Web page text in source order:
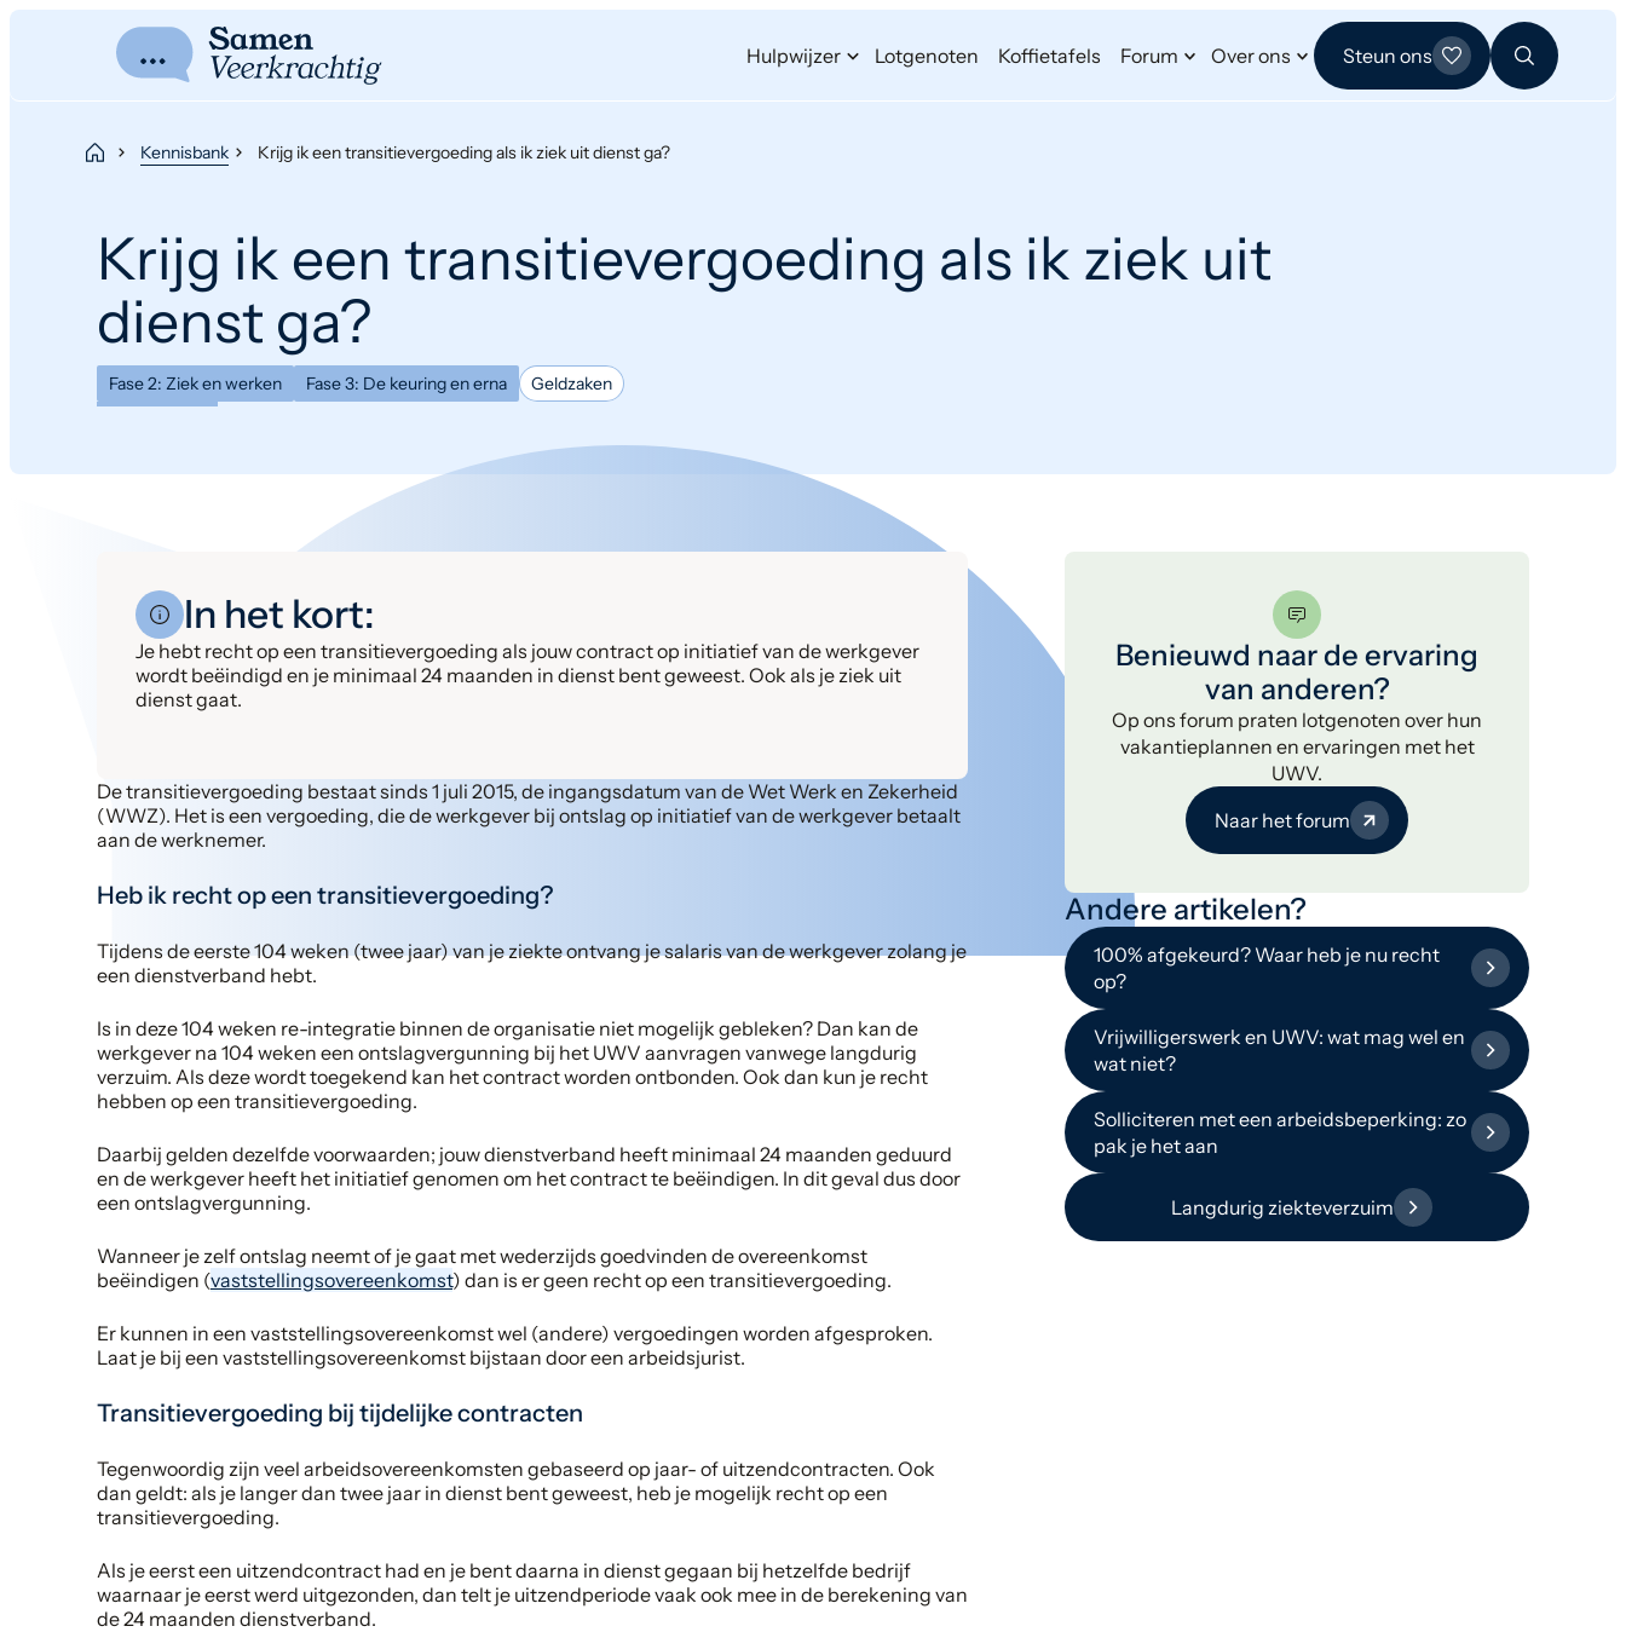
Hulpwijzer Lotgenoten Koffietafels Forum Over ons Steun ons
Kennisbank Krijg ik een transitievergoeding als ik ziek uit dienst ga?
Krijg ik een transitievergoeding als ik ziek uit
dienst ga?
Fase 2: Ziek en werken Fase 3: De keuring en erna Geldzaken
In het kort:
Je hebt recht op een transitievergoeding als jouw contract op initiatief van de werkgever
wordt beëindigd en je minimaal 24 maanden in dienst bent geweest. Ook als je ziek uit
dienst gaat.
De transitievergoeding bestaat sinds 1 juli 2015, de ingangsdatum van de Wet Werk en Zekerheid
(WWZ). Het is een vergoeding, die de werkgever bij ontslag op initiatief van de werkgever betaalt
aan de werknemer.
Heb ik recht op een transitievergoeding?
Tijdens de eerste 104 weken (twee jaar) van je ziekte ontvang je salaris van de werkgever zolang je
een dienstverband hebt.
Is in deze 104 weken re-integratie binnen de organisatie niet mogelijk gebleken? Dan kan de
werkgever na 104 weken een ontslagvergunning bij het UWV aanvragen vanwege langdurig
verzuim. Als deze wordt toegekend kan het contract worden ontbonden. Ook dan kun je recht
hebben op een transitievergoeding.
Daarbij gelden dezelfde voorwaarden; jouw dienstverband heeft minimaal 24 maanden geduurd
en de werkgever heeft het initiatief genomen om het contract te beëindigen. In dit geval dus door
een ontslagvergunning.
Wanneer je zelf ontslag neemt of je gaat met wederzijds goedvinden de overeenkomst
beëindigen (vaststellingsovereenkomst) dan is er geen recht op een transitievergoeding.
Er kunnen in een vaststellingsovereenkomst wel (andere) vergoedingen worden afgesproken.
Laat je bij een vaststellingsovereenkomst bijstaan door een arbeidsjurist.
Transitievergoeding bij tijdelijke contracten
Tegenwoordig zijn veel arbeidsovereenkomsten gebaseerd op jaar- of uitzendcontracten. Ook
dan geldt: als je langer dan twee jaar in dienst bent geweest, heb je mogelijk recht op een
transitievergoeding.
Als je eerst een uitzendcontract had en je bent daarna in dienst gegaan bij hetzelfde bedrijf
waarnaar je eerst werd uitgezonden, dan telt je uitzendperiode vaak ook mee in de berekening van
de 24 maanden dienstverband.
Benieuwd naar de ervaring
van anderen?
Op ons forum praten lotgenoten over hun
vakantieplannen en ervaringen met het
UWV.
Naar het forum
Andere artikelen?
100% afgekeurd? Waar heb je nu recht
op?
Vrijwilligerswerk en UWV: wat mag wel en
wat niet?
Solliciteren met een arbeidsbeperking: zo
pak je het aan
Langdurig ziekteverzuim